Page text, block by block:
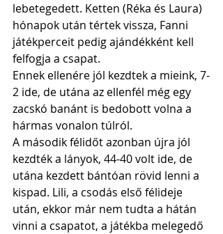
lebetegedett. Ketten (Réka és Laura)
hónapok után tértek vissza, Fanni
játékperceit pedig ajándékként kell
felfogja a csapat.
Ennek ellenére jól kezdtek a mieink, 7-
2 ide, de utána az ellenfél még egy
zacskó banánt is bedobott volna a
hármas vonalon túlról.
A második félidőt azonban újra jól
kezdték a lányok, 44-40 volt ide, de
utána kezdett bántóan rövid lenni a
kispad. Lili, a csodás első félideje
után, ekkor már nem tudta a hátán
vinni a csapatot, a játékba melegedő